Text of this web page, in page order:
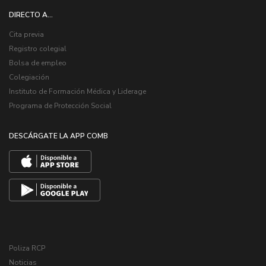
DIRECTO A...
Cita previa
Registro colegial
Bolsa de empleo
Colegiación
Instituto de Formación Médica y Liderage
Programa de Protección Social
DESCÁRGATE LA APP COMB
Poliza RCP
Noticias